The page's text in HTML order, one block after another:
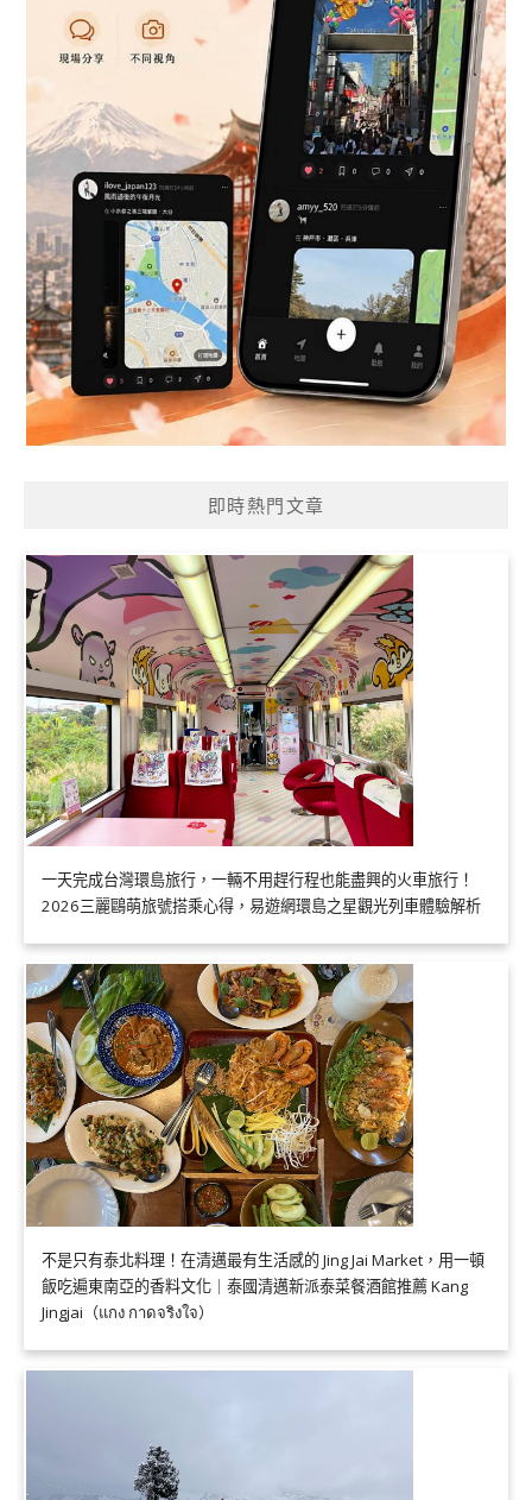
即時熱門文章
一天完成台灣環島旅行，一輛不用趕行程也能盡興的火車旅行！
2026三麗鷗萌旅號搭乘心得，易遊網環島之星觀光列車體驗解析
不是只有泰北料理！在清邁最有生活感的 Jing Jai Market，用一頓
飯吃遍東南亞的香料文化｜泰國清邁新派泰菜餐酒館推薦 Kang
Jingjai（แกง กาดจริงใจ）